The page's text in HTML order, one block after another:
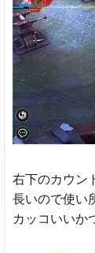
右下のカウン
長いので使い
カッコいいか